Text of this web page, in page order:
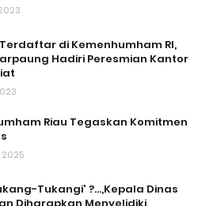
di Kemenhumham RI,
Hadiri Peresmian Kantor
Riau Tegaskan Komitmen
Tukangi' ?...,Kepala Dinas